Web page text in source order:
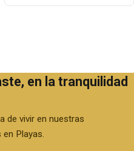
en la tranquilidad
de vivir en nuestras
Playas.